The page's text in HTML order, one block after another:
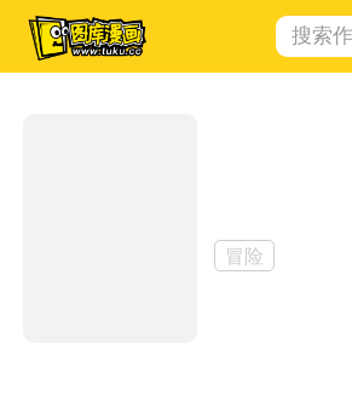
搜索作
品
冒险